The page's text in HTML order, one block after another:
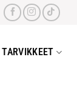
TARVIKKEET